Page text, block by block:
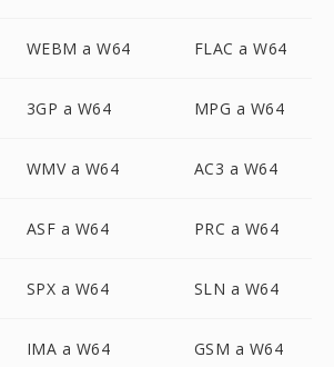
WEBM a W64 FLAC a W64
3GP a W64 MPG a W64
WMV a W64 AC3 a W64
ASF a W64 PRC a W64
SPX a W64 SLN a W64
IMA a W64 GSM a W64